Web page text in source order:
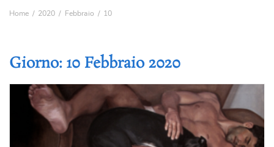
Home 2020 Febbraio 10
Giorno: 10 Febbraio 2020